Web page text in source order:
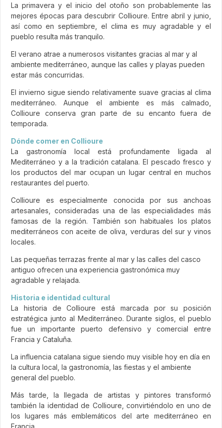
La primavera y el inicio del otoño son probablemente las
mejores épocas para descubrir Collioure. Entre abril y junio,
así como en septiembre, el clima es muy agradable y el
pueblo resulta más tranquilo.
El verano atrae a numerosos visitantes gracias al mar y al
ambiente mediterráneo, aunque las calles y playas pueden
estar más concurridas.
El invierno sigue siendo relativamente suave gracias al clima
mediterráneo. Aunque el ambiente es más calmado,
Collioure conserva gran parte de su encanto fuera de
temporada.
Dónde comer en Collioure
La gastronomía local está profundamente ligada al
Mediterráneo y a la tradición catalana. El pescado fresco y
los productos del mar ocupan un lugar central en muchos
restaurantes del puerto.
Collioure es especialmente conocida por sus anchoas
artesanales, consideradas una de las especialidades más
famosas de la región. También son habituales los platos
mediterráneos con aceite de oliva, verduras del sur y vinos
locales.
Las pequeñas terrazas frente al mar y las calles del casco
antiguo ofrecen una experiencia gastronómica muy
agradable y relajada.
Historia e identidad cultural
La historia de Collioure está marcada por su posición
estratégica junto al Mediterráneo. Durante siglos, el pueblo
fue un importante puerto defensivo y comercial entre
Francia y Cataluña.
La influencia catalana sigue siendo muy visible hoy en día en
la cultura local, la gastronomía, las fiestas y el ambiente
general del pueblo.
Más tarde, la llegada de artistas y pintores transformó
también la identidad de Collioure, convirtiéndolo en uno de
los lugares más emblemáticos del arte mediterráneo en
Francia.